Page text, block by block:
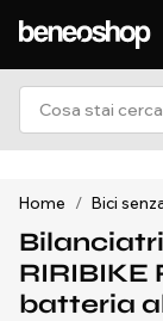
Home / Bici
RIRIBIKE
batteria